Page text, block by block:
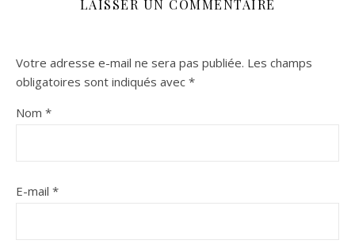
LAISSER UN COMMENTAIRE
Votre adresse e-mail ne sera pas publiée. Les champs
obligatoires sont indiqués avec *
Nom *
E-mail *